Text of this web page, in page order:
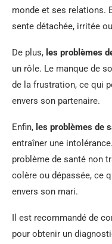
monde et ses relations.
sente détachée, irritée
De plus, les problèmes
un rôle. Le manque de
de la frustration, ce qui
envers son partenaire.
Enfin, les problèmes de
entraîner une
problème de santé non
colère ou dépassée, ce
envers son mari.
Il est recommandé de
pour obtenir un